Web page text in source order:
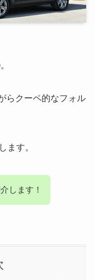
らクーペ的なフォル
ます。
します！